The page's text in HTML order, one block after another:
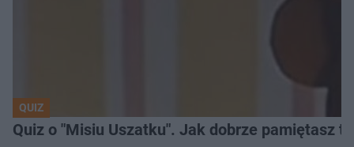
QUIZ
Quiz o "Misiu Uszatku". Jak dobrze pamiętasz